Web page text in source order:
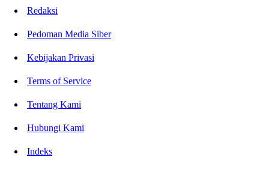
Redaksi
Pedoman Media Siber
Kebijakan Privasi
Terms of Service
Tentang Kami
Hubungi Kami
Indeks